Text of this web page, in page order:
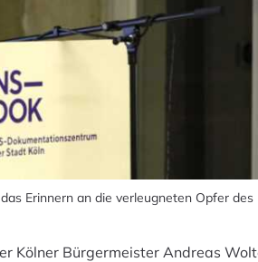
Erinnern an die verleugneten Opfer des
Kölner Bürgermeister Andreas